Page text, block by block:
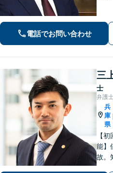
（
電話でお問い合わせ
三
士
弁護
兵
庫
県
【
能】
故。